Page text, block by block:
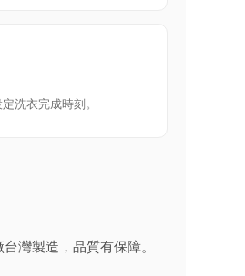
洗衣完成時刻。
灣製造，品質有保障。